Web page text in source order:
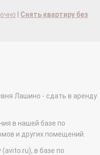
Снять квартиру без
Лашино - сдать в аренду
в нашей базе по
и других помещений.
в базе по